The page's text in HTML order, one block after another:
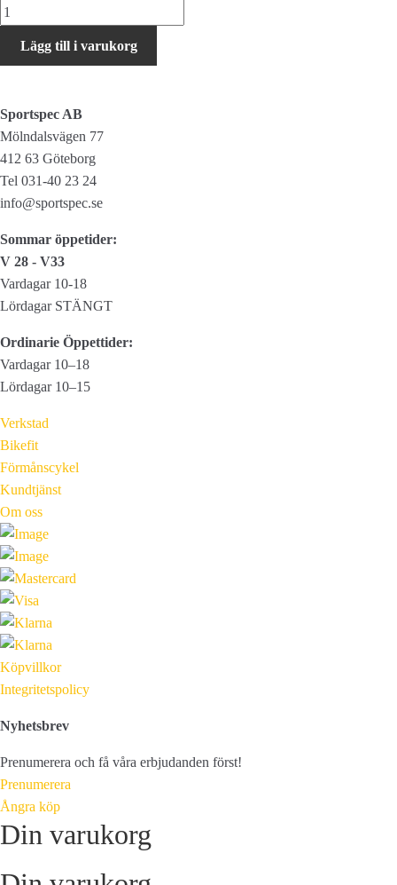
Moon
Nova
Lägg till i varukorg
Sportspec AB
Mölndalsvägen 77
412 63 Göteborg
Tel 031-40 23 24
info@sportspec.se
Sommar öppetider:
V 28 - V33
Vardagar 10-18
Lördagar STÄNGT
Ordinarie Öppettider:
Vardagar 10–18
Lördagar 10–15
Verkstad
Bikefit
Förmånscykel
Kundtjänst
Om oss
Köpvillkor
Integritetspolicy
Nyhetsbrev
Prenumerera och få våra erbjudanden först!
Prenumerera
Ångra köp
Din varukorg